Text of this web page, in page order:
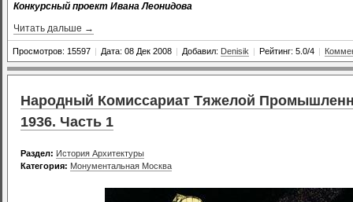
Конкурсный проект Ивана Леонидова
Читать дальше →
Просмотров: 15597 Дата: 08 Дек 2008 Добавил: Denisik Рейтинг: 5.0/4
Народный Комиссариат Тяжелой
1936. Часть 1
Раздел: История Архитектуры
Категория: Монументальная Москва